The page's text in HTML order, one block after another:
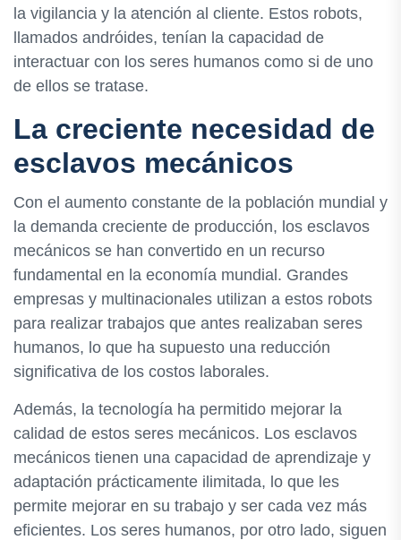
la vigilancia y la atención al cliente. Estos robots,
llamados andróides, tenían la capacidad de
interactuar con los seres humanos como si de uno
de ellos se tratase.
La creciente necesidad de
esclavos mecánicos
Con el aumento constante de la población mundial y
la demanda creciente de producción, los esclavos
mecánicos se han convertido en un recurso
fundamental en la economía mundial. Grandes
empresas y multinacionales utilizan a estos robots
para realizar trabajos que antes realizaban seres
humanos, lo que ha supuesto una reducción
significativa de los costos laborales.
Además, la tecnología ha permitido mejorar la
calidad de estos seres mecánicos. Los esclavos
mecánicos tienen una capacidad de aprendizaje y
adaptación prácticamente ilimitada, lo que les
permite mejorar en su trabajo y ser cada vez más
eficientes. Los seres humanos, por otro lado, siguen